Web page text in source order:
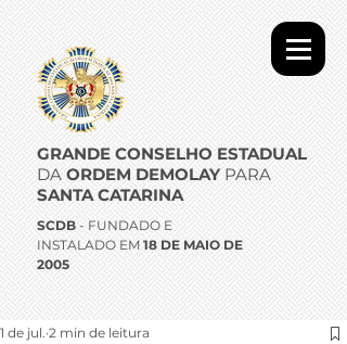
GRANDE CONSELHO ESTADUAL
DA ORDEM DEMOLAYPARA
SANTA CATARINA
SCDB - FUNDADO E
INSTALADO EM 18 DE MAIO DE
2005
1 de jul. 2 min de leitura